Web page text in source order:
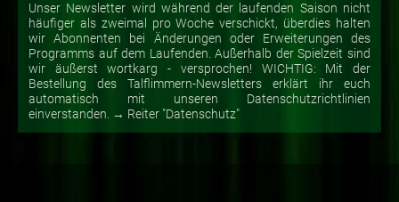
Unser Newsletter wird während der laufenden Saison nicht
häufiger als zweimal pro Woche verschickt, überdies halten
wir Abonnenten bei Änderungen oder Erweiterungen des
Programms auf dem Laufenden. Außerhalb der Spielzeit sind
wir äußerst wortkarg - versprochen! WICHTIG: Mit der
Bestellung des Talflimmern-Newsletters erklärt ihr euch
automatisch mit unseren Datenschutzrichtlinien
einverstanden. → Reiter "Datenschutz"